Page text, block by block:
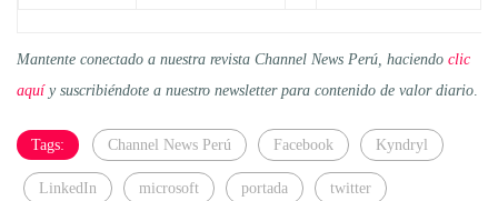
Mantente conectado a nuestra revista Channel News Perú, haciendo clic
aquíy suscribiéndote a nuestro newsletter para contenido de valor diario
Tags: Channel News Perú Facebook Kyndryl
LinkedIn microsoft portada twitter